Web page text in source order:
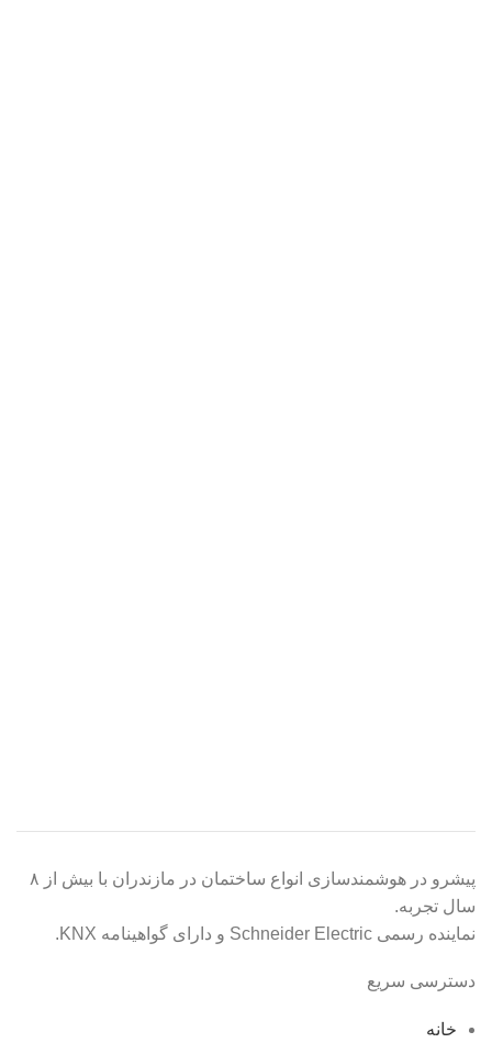
پیشرو در هوشمندسازی انواع ساختمان در مازندران با بیش از ۸
سال تجربه.
نماینده رسمی Schneider Electric و دارای گواهینامه KNX.
دسترسی سریع
خانه